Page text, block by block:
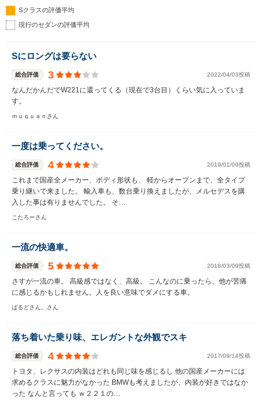
Sクラスの評価平均
現行のセダンの評価平均
Sにロングは要らない
総合評価 3 2022/04/03投稿
なんだかんだでW221に還ってくる（現在で3台目）くらい気に入っていま
す。
ｍｕｑｕａｎさん
一度は乗ってください。
総合評価 4 2019/01/09投稿
これまで国産全メーカー、ボディ形状も、 軽からオープンまで、全タイプ
乗り継いで来ました。 輸入車も、数台乗り換えましたが、メルセデスを購
入した事は有りませんでした。 そ…
こたろーさん
一流の快適車。
総合評価 5 2018/03/09投稿
さすが一流の車。 高級感ではなく、高級。 こんなのに乗ったら、他が苦痛
に感じるかもしれません。人を良い意味でダメにする車。
ばるどさん。さん
落ち着いた乗り味、エレガントな外観でスキ
総合評価 4 2017/09/14投稿
トヨタ、レクサスの内装はどれも同じ味を感じるし 他の国産メーカーには
求めるクラスに魅力がなかった BMWも考えましたが、内装が好きではなか
った なんと言っても ｗ２２１の…